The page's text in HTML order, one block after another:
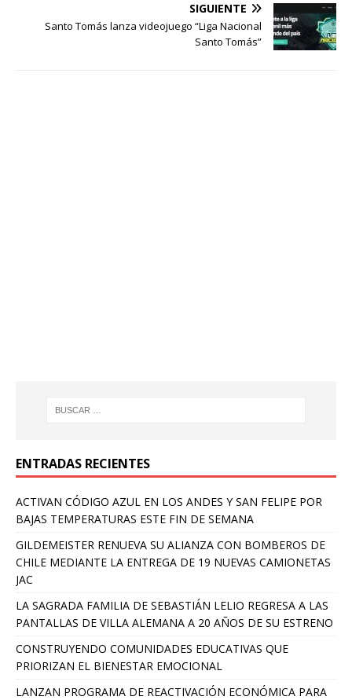
SIGUIENTE
Santo Tomás lanza videojuego “Liga Nacional
Santo Tomás”
ENTRADAS RECIENTES
ACTIVAN CÓDIGO AZUL EN LOS ANDES Y SAN FELIPE POR
BAJAS TEMPERATURAS ESTE FIN DE SEMANA
GILDEMEISTER RENUEVA SU ALIANZA CON BOMBEROS DE
CHILE MEDIANTE LA ENTREGA DE 19 NUEVAS CAMIONETAS
JAC
LA SAGRADA FAMILIA DE SEBASTIÁN LELIO REGRESA A LAS
PANTALLAS DE VILLA ALEMANA A 20 AÑOS DE SU ESTRENO
CONSTRUYENDO COMUNIDADES EDUCATIVAS QUE
PRIORIZAN EL BIENESTAR EMOCIONAL
LANZAN PROGRAMA DE REACTIVACIÓN ECONÓMICA PARA